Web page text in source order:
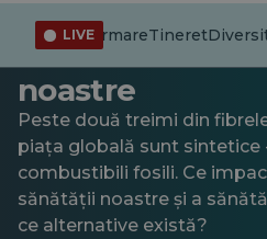
LIVE
DezinformareTineret
Rolul fibrei în
sustenabilitatea
noastre
Peste două treimi din
piața globală sunt sintetice
combustibili fosili. Ce
sănătății noastre și a
ce alternative există?